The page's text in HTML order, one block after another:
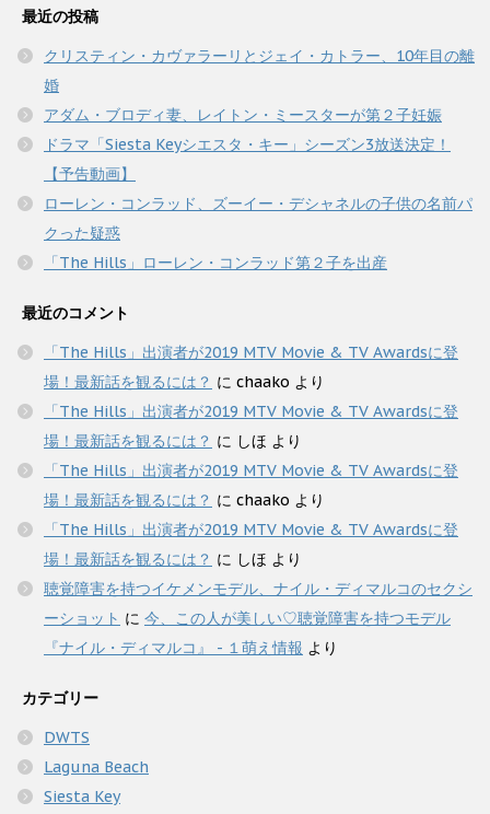
最近の投稿
クリスティン・カヴァラーリとジェイ・カトラー、10年目の離
婚
アダム・ブロディ妻、レイトン・ミースターが第２子妊娠
ドラマ「Siesta Keyシエスタ・キー」シーズン3放送決定！
【予告動画】
ローレン・コンラッド、ズーイー・デシャネルの子供の名前パ
クった疑惑
「The Hills」ローレン・コンラッド第２子を出産
最近のコメント
「The Hills」出演者が2019 MTV Movie & TV Awardsに登
場！最新話を観るには？ に chaako より
「The Hills」出演者が2019 MTV Movie & TV Awardsに登
場！最新話を観るには？ に しほ より
「The Hills」出演者が2019 MTV Movie & TV Awardsに登
場！最新話を観るには？ に chaako より
「The Hills」出演者が2019 MTV Movie & TV Awardsに登
場！最新話を観るには？ に しほ より
聴覚障害を持つイケメンモデル、ナイル・ディマルコのセクシ
ーショット に 今、この人が美しい♡聴覚障害を持つモデル
『ナイル・ディマルコ』 - １萌え情報 より
カテゴリー
DWTS
Laguna Beach
Siesta Key